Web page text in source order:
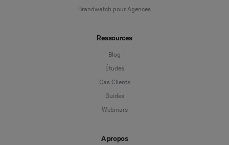
Brandwatch pour Agences
Ressources
Blog
Études
Cas Clients
Guides
Webinars
A propos